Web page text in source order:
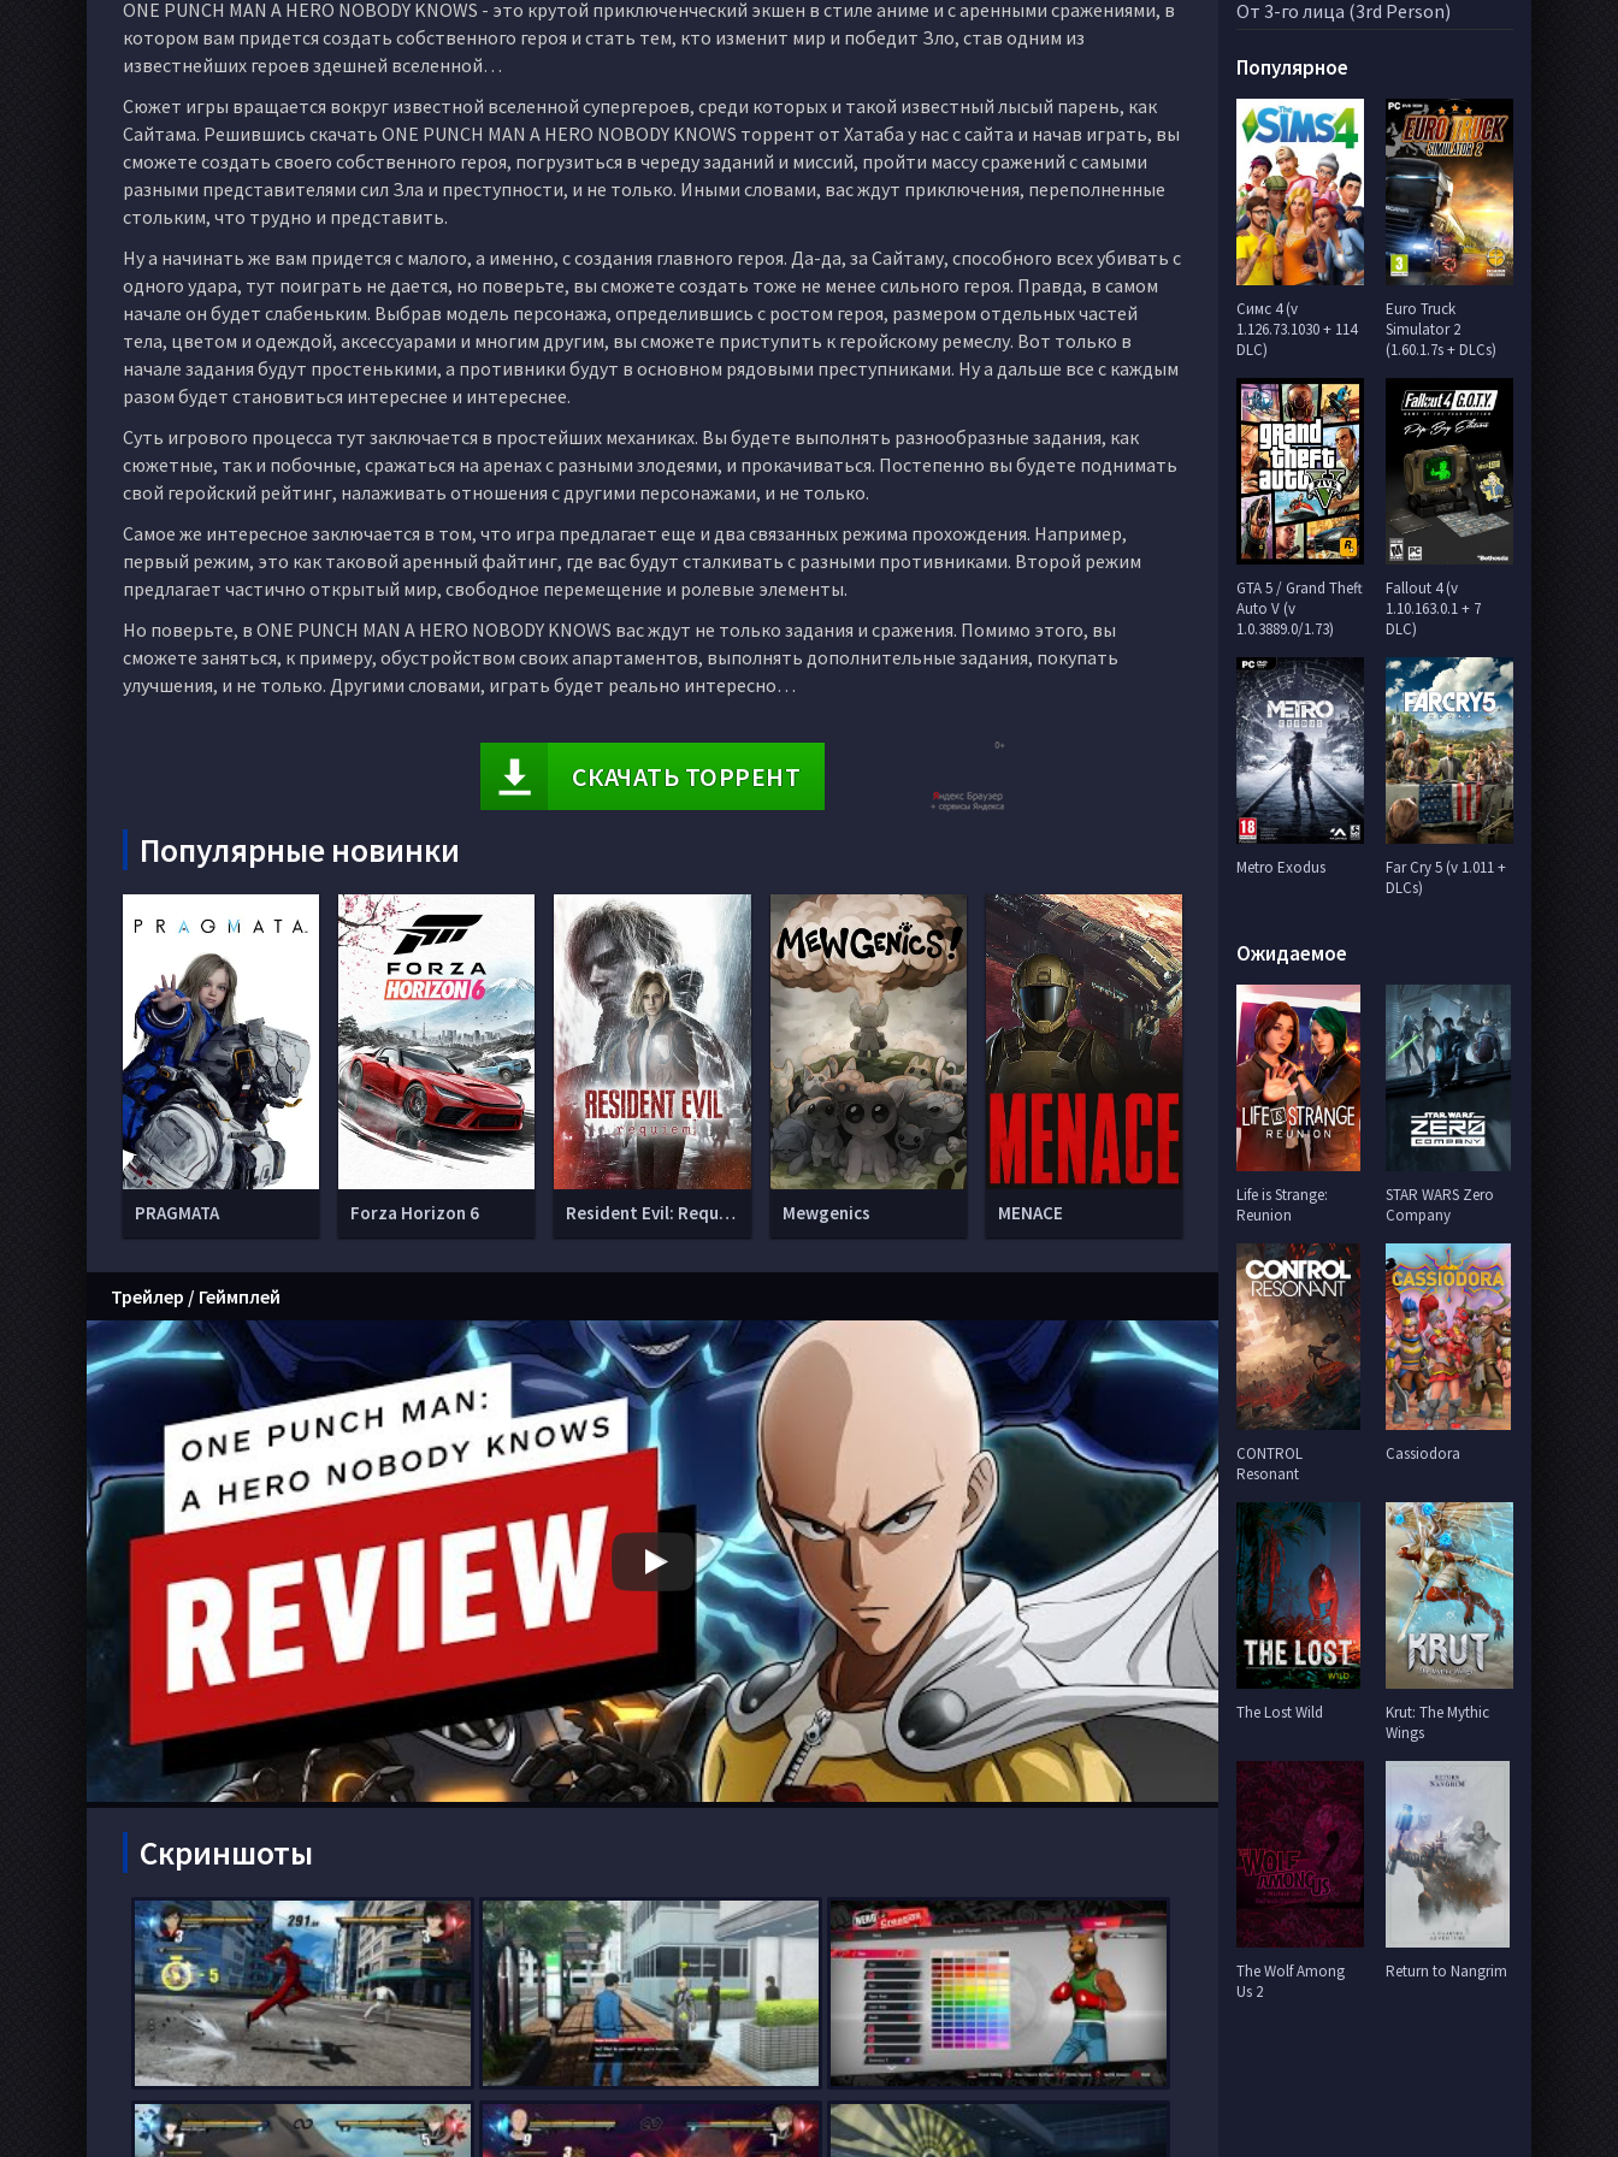
ONE PUNCH MAN A HERO NOBODY KNOWS - это крутой приключенческий экшен в стиле аниме и с аренными сражениями, в
котором вам придется создать собственного героя и стать тем, кто изменит мир и победит Зло, став одним из
известнейших героев здешней вселенной…
Сюжет игры вращается вокруг известной вселенной супергероев, среди которых и такой известный лысый парень, как
Сайтама. Решившись скачать ONE PUNCH MAN A HERO NOBODY KNOWS торрент от Хатаба у нас с сайта и начав играть, вы
сможете создать своего собственного героя, погрузиться в череду заданий и миссий, пройти массу сражений с самыми
разными представителями сил Зла и преступности, и не только. Иными словами, вас ждут приключения, переполненные
стольким, что трудно и представить.
Ну а начинать же вам придется с малого, а именно, с создания главного героя. Да-да, за Сайтаму, способного всех убивать с
одного удара, тут поиграть не дается, но поверьте, вы сможете создать тоже не менее сильного героя. Правда, в самом
начале он будет слабеньким. Выбрав модель персонажа, определившись с ростом героя, размером отдельных частей
тела, цветом и одеждой, аксессуарами и многим другим, вы сможете приступить к геройскому ремеслу. Вот только в
начале задания будут простенькими, а противники будут в основном рядовыми преступниками. Ну а дальше все с каждым
разом будет становиться интереснее и интереснее.
Суть игрового процесса тут заключается в простейших механиках. Вы будете выполнять разнообразные задания, как
сюжетные, так и побочные, сражаться на аренах с разными злодеями, и прокачиваться. Постепенно вы будете поднимать
свой геройский рейтинг, налаживать отношения с другими персонажами, и не только.
Самое же интересное заключается в том, что игра предлагает еще и два связанных режима прохождения. Например,
первый режим, это как таковой аренный файтинг, где вас будут сталкивать с разными противниками. Второй режим
предлагает частично открытый мир, свободное перемещение и ролевые элементы.
Но поверьте, в ONE PUNCH MAN A HERO NOBODY KNOWS вас ждут не только задания и сражения. Помимо этого, вы
сможете заняться, к примеру, обустройством своих апартаментов, выполнять дополнительные задания, покупать
улучшения, и не только. Другими словами, играть будет реально интересно…
СКАЧАТЬ ТОРРЕНТ
Популярные новинки
PRAGMATA Forza Horizon 6 Resident Evil: Requiem Mewgenics MENACE
Трейлер / Геймплей
Скриншоты
От 3-го лица (3rd Person)
Популярное
Симс 4 (v
1.126.73.1030 + 114
DLC)
Euro Truck
Simulator 2
(1.60.1.7s + DLCs)
GTA 5 / Grand Theft
Auto V (v
1.0.3889.0/1.73)
Fallout 4 (v
1.10.163.0.1 + 7
DLC)
Metro Exodus
Far Cry 5 (v 1.011 +
DLCs)
Ожидаемое
Life is Strange:
Reunion
STAR WARS Zero
Company
CONTROL
Resonant
Cassiodora
The Lost Wild
Krut: The Mythic
Wings
The Wolf Among
Us 2
Return to Nangrim